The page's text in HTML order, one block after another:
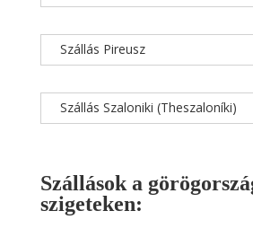
Szállás Pireusz
Szállás Szaloniki (Theszaloníki)
Szállások a
szigeteken: